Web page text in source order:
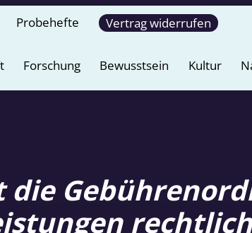
Probehefte Vertrag widerrufen
Forschung Bewusstsein Kultur
die